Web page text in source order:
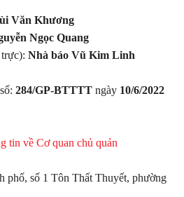
Văn Khương
Ngọc Quang
Nhà báo Vũ Kim Linh
284/GP-BTTTT ngày 10/6/2022
tin về Cơ quan chủ quản
phố, số 1 Tôn Thất Thuyết, phường